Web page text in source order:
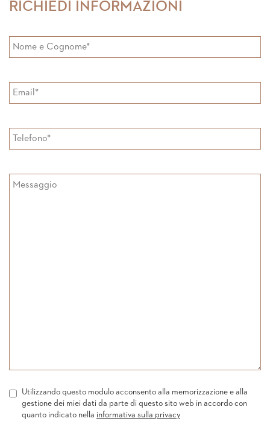
RICHIEDI INFORMAZIONI
Utilizzando questo modulo acconsento alla memorizzazione e alla
gestione dei miei dati da parte di questo sito web in accordo con
quanto indicato nella informativa sulla privacy